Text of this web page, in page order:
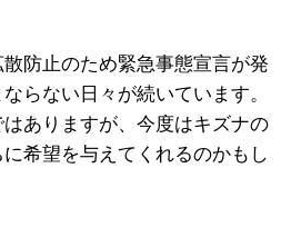
防止のため緊急事態宣言が発
らない日々が続いています。
ありますが、今度はキズナの
希望を与えてくれるのかもし